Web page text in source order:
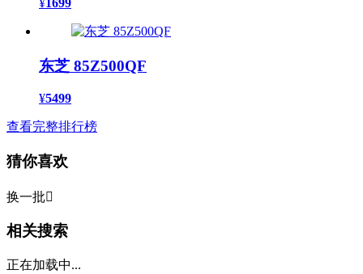
东芝 85Z500QF
¥5499
查看完整排行榜
猜你喜欢
换一批
相关搜索
正在加载中...